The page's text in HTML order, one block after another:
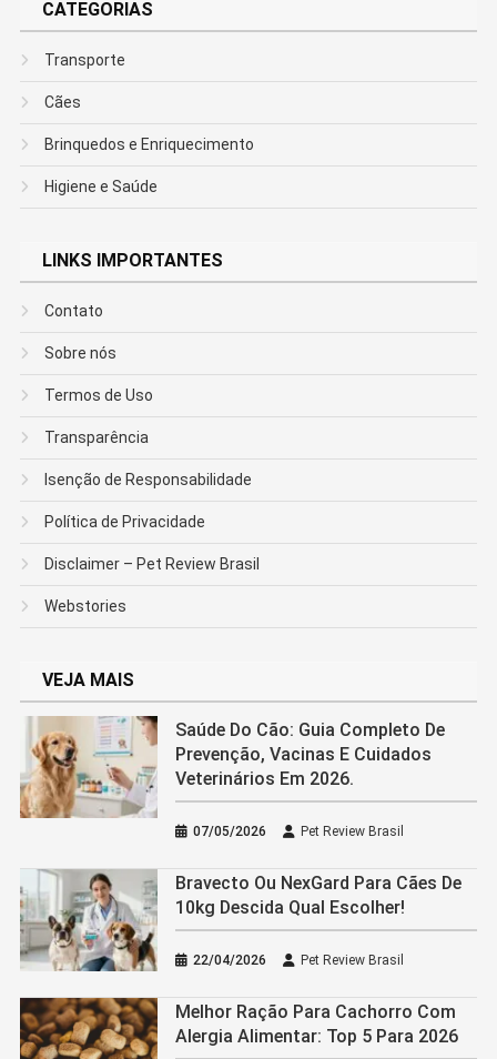
CATEGORIAS
Transporte
Cães
Brinquedos e Enriquecimento
Higiene e Saúde
LINKS IMPORTANTES
Contato
Sobre nós
Termos de Uso
Transparência
Isenção de Responsabilidade
Política de Privacidade
Disclaimer – Pet Review Brasil
Webstories
VEJA MAIS
Saúde Do Cão: Guia Completo De
Prevenção, Vacinas E Cuidados
Veterinários Em 2026.
07/05/2026 Pet Review Brasil
Bravecto Ou NexGard Para Cães De
10kg Descida Qual Escolher!
22/04/2026 Pet Review Brasil
Melhor Ração Para Cachorro Com
Alergia Alimentar: Top 5 Para 2026